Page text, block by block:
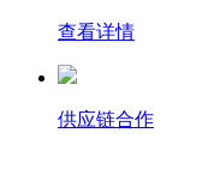
查看详情
供应链合作